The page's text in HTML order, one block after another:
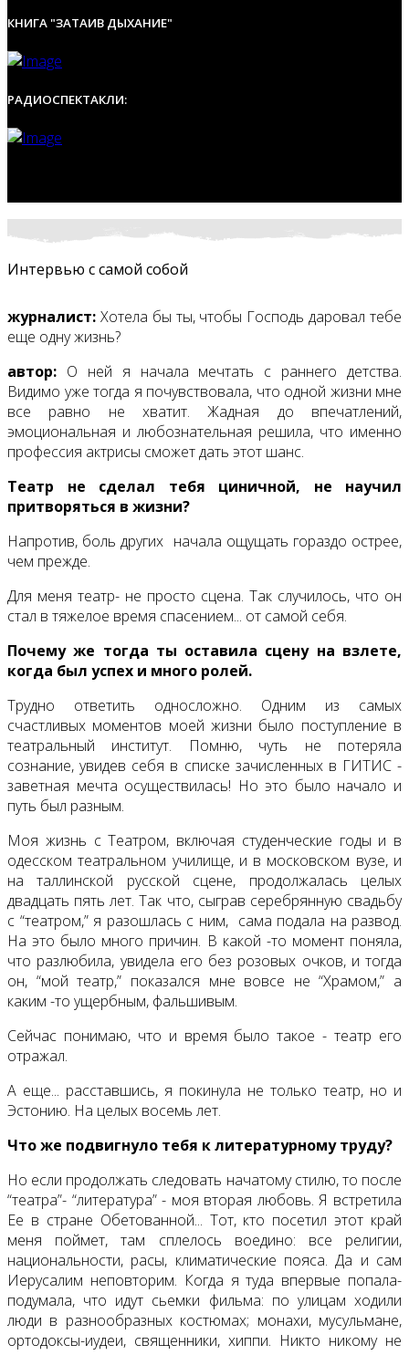
КНИГА "ЗАТАИВ ДЫХАНИЕ"
РАДИОСПЕКТАКЛИ:
Интервью с самой собой
журналист: Хотела бы ты, чтобы Господь даровал тебе
еще одну жизнь?
автор: О ней я начала мечтать с раннего детства.
Видимо уже тогда я почувствовала, что одной жизни мне
все равно не хватит. Жадная до впечатлений,
эмоциональная и любознательная решила, что именно
профессия актрисы сможет дать этот шанс.
Театр не сделал тебя циничной, не научил
притворяться в жизни?
Напротив, боль других начала ощущать гораздо острее,
чем прежде.
Для меня театр- не просто сцена. Так случилось, что он
стал в тяжелое время спасением... от самой себя.
Почему же тогда ты оставила сцену на взлете,
когда был успех и много ролей.
Трудно ответить односложно. Одним из самых
счастливых моментов моей жизни было поступление в
театральный институт. Помню, чуть не потеряла
сознание, увидев себя в списке зачисленных в ГИТИС -
заветная мечта осуществилась! Но это было начало и
путь был разным.
Моя жизнь с Театром, включая студенческие годы и в
одесском театральном училище, и в московском вузе, и
на таллинской русской сцене, продолжалась целых
двадцать пять лет. Так что, сыграв серебрянную свадьбу
с “театром,” я разошлась с ним, сама подала на развод.
На это было много причин. В какой -то момент поняла,
что разлюбила, увидела его без розовых очков, и тогда
он, “мой театр,” показался мне вовсе не “Храмом,” а
каким -то ущербным, фальшивым.
Сейчас понимаю, что и время было такое - театр его
отражал.
А еще... расставшись, я покинула не только театр, но и
Эстонию. На целых восемь лет.
Что же подвигнуло тебя к литературному труду?
Но если продолжать следовать начатому стилю, то после
“театра”- “литература” - моя вторая любовь. Я встретила
Ее в стране Обетованной... Тот, кто посетил этот край
меня поймет, там сплелось воедино: все религии,
национальности, расы, климатические пояса. Да и сам
Иерусалим неповторим. Когда я туда впервые попала-
подумала, что идут сьемки фильма: по улицам ходили
люди в разнообразных костюмах; монахи, мусульмане,
ортодоксы-иудеи, священники, хиппи. Никто никому не